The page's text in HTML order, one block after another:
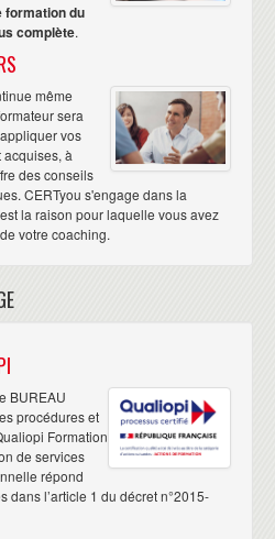
formation du
complète.
même
sera
vos
à
des conseils
CERTyou s'engage dans la
la raison pour laquelle vous avez
votre coaching.
BUREAU
procédures et
Formation
de services
répond
dans l’article 1 du décret n°2015-